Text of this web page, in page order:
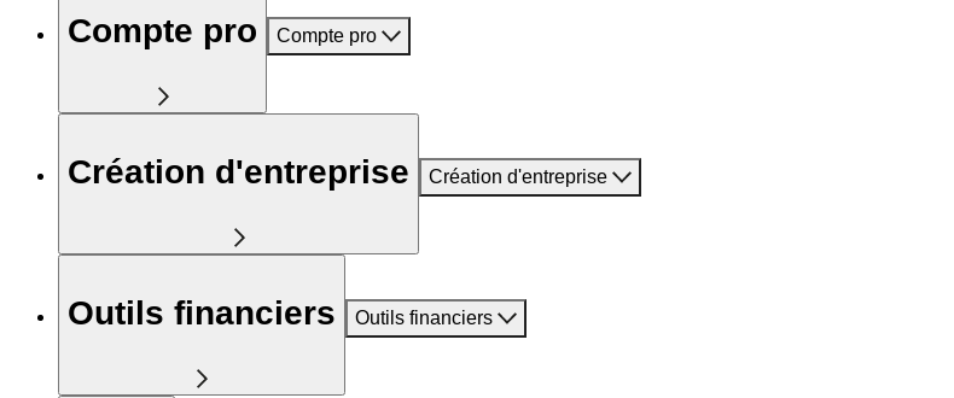
Compte pro Compte pro
Création d'entreprise Création d'entreprise
Outils financiers Outils financiers